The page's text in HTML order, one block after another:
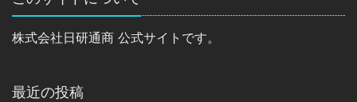
株式会社日研通商 公式サイトです。
最近の投稿